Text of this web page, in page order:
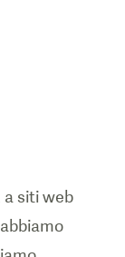
siti web